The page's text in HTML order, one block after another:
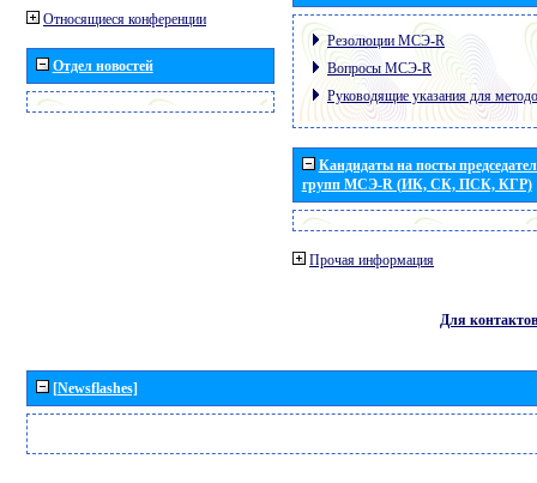
Относящиеся конференции
Отдел новостей
Резолюции МСЭ-R
Вопросы МСЭ-R
Руководящие указания для
Кандидаты на посты
групп МСЭ-R (ИК, СК, ПСК, КГР)
Прочая информация
Для контактов
[Newsflashes]